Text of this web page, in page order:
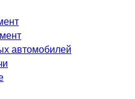
автомобилей